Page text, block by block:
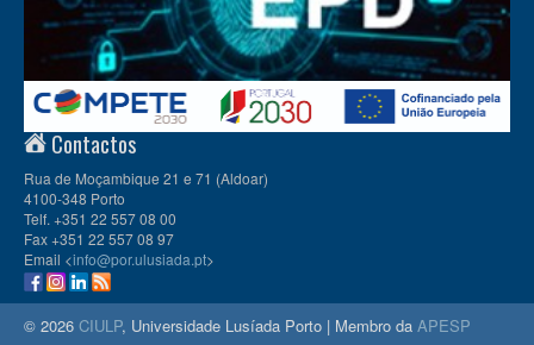
Contactos
Rua de Moçambique 21 e 71 (Aldoar)
4100-348 Porto
Telf. +351 22 557 08 00
Fax +351 22 557 08 97
Email <info@por.ulusiada.pt>
© 2026 CIULP, Universidade Lusíada Porto | Membro da APESP